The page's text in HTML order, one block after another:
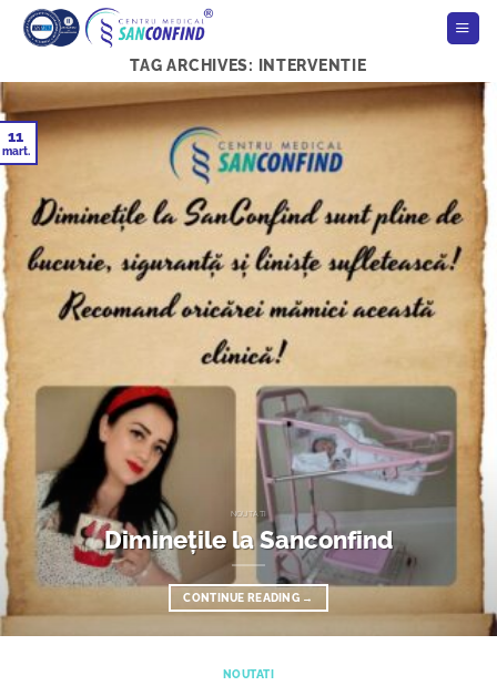
Skip
TAG ARCHIVES: INTERVENTIE
NOUTATI
Diminețile la Sanconfind
CONTINUE READING →
11
mart.
NOUTATI